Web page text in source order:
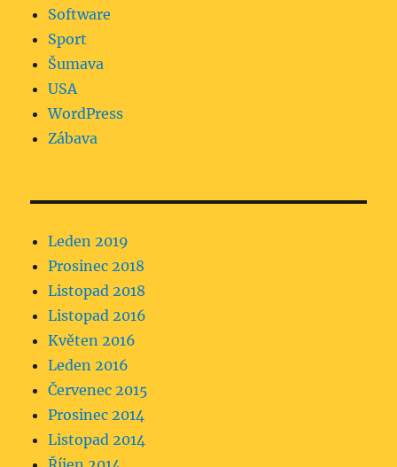
Software
Sport
Šumava
USA
WordPress
Zábava
Leden 2019
Prosinec 2018
Listopad 2018
Listopad 2016
Květen 2016
Leden 2016
Červenec 2015
Prosinec 2014
Listopad 2014